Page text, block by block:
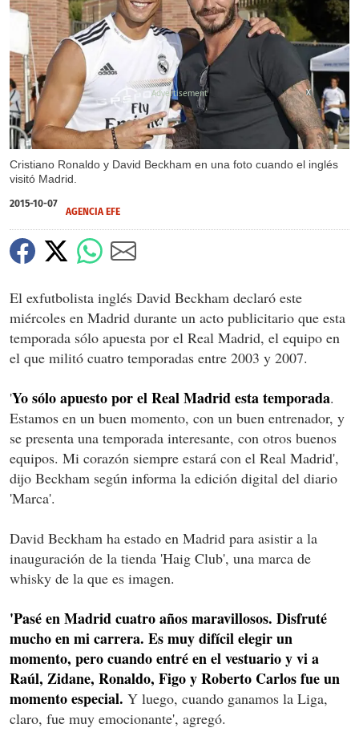
Cristiano Ronaldo y David Beckham en una foto cuando el inglés
visitó Madrid.
X
2015-10-07
AGENCIA EFE
El exfutbolista inglés David Beckham declaró este
miércoles en Madrid durante un acto publicitario que esta
temporada sólo apuesta por el Real Madrid, el equipo en
el que militó cuatro temporadas entre 2003 y 2007.
'Yo sólo apuesto por el Real Madrid esta temporada.
Estamos en un buen momento, con un buen entrenador, y
se presenta una temporada interesante, con otros buenos
equipos. Mi corazón siempre estará con el Real Madrid',
dijo Beckham según informa la edición digital del diario
'Marca'.
David Beckham ha estado en Madrid para asistir a la
inauguración de la tienda 'Haig Club', una marca de
whisky de la que es imagen.
'Pasé en Madrid cuatro años maravillosos. Disfruté
mucho en mi carrera. Es muy difícil elegir un
momento, pero cuando entré en el vestuario y vi a
Raúl, Zidane, Ronaldo, Figo y Roberto Carlos fue un
momento especial. Y luego, cuando ganamos la Liga,
claro, fue muy emocionante', agregó.